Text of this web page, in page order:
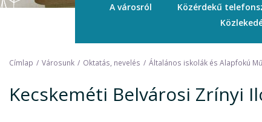
A városról Közérdekű
Címlap Városunk Oktatás, nevelés Általános iskolák és Alapfokú
Kecskeméti Belvárosi Zrínyi